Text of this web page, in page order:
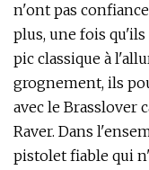
n'ont pas
plus, une fois
pic classique à
grognement, ils
avec le Brasslover
Raver. Dans
pistolet fiable qui